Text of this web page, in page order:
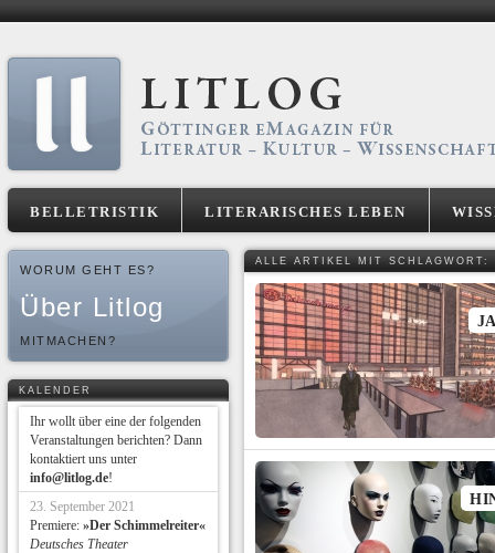
BELLETRISTIK LITERARISCHES LEBEN
ALLE ARTIKEL MIT SCHLAGWORT:
WORUM GEHT ES?
Über Litlog
MITMACHEN?
KALENDER
Ihr wollt über eine der folgenden
Veranstaltungen berichten? Dann
kontaktiert uns unter
info@litlog.de!
23. September 2021
Premiere: »Der Schimmelreiter«
Deutsches Theater